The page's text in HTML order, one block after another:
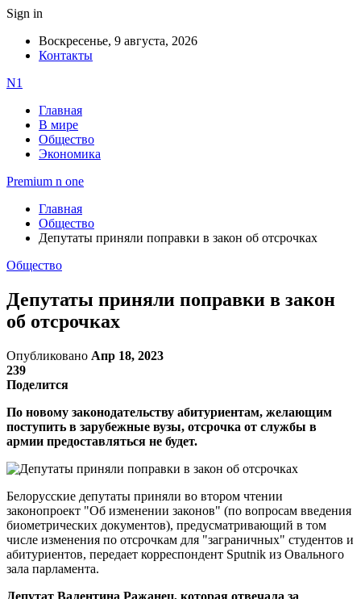
Sign in
Воскресенье, 9 августа, 2026
Контакты
N1
Главная
В мире
Общество
Экономика
Premium n one
Главная
Общество
Депутаты приняли поправки в закон об отсрочках
Общество
Депутаты приняли поправки в закон
об отсрочках
Опубликовано Апр 18, 2023
239
Поделится
По новому законодательству абитуриентам, желающим
поступить в зарубежные вузы, отсрочка от службы в
армии предоставляться не будет.
Белорусские депутаты приняли во втором чтении
законопроект "Об изменении законов" (по вопросам введения
биометрических документов), предусматривающий в том
числе изменения по отсрочкам для "заграничных" студентов и
абитуриентов, передает корреспондент Sputnik из Овального
зала парламента.
Депутат Валентина Ражанец, которая отвечала за